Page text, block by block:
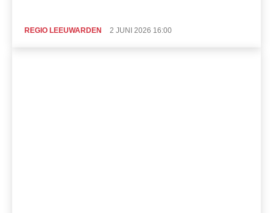
REGIO LEEUWARDEN 2 JUNI 2026 16:00